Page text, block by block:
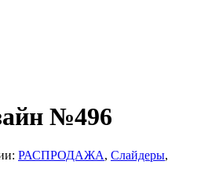
№496
РАСПРОДАЖА, Слайдеры,